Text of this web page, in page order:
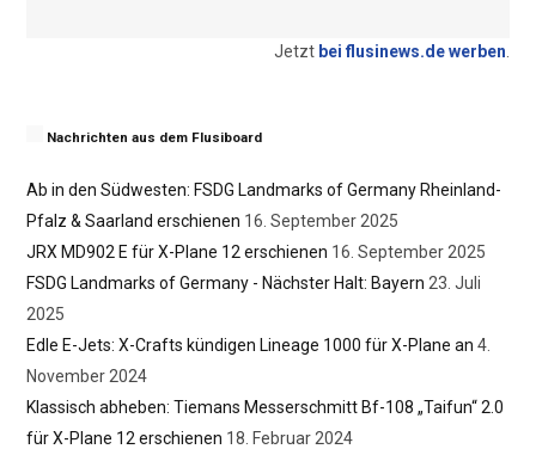
Jetzt bei flusinews.de werben.
Nachrichten aus dem Flusiboard
Ab in den Südwesten: FSDG Landmarks of Germany Rheinland-
Pfalz & Saarland erschienen 16. September 2025
JRX MD902 E für X-Plane 12 erschienen 16. September 2025
FSDG Landmarks of Germany - Nächster Halt: Bayern 23. Juli
2025
Edle E-Jets: X-Crafts kündigen Lineage 1000 für X-Plane an 4.
November 2024
Klassisch abheben: Tiemans Messerschmitt Bf-108 „Taifun“ 2.0
für X-Plane 12 erschienen 18. Februar 2024